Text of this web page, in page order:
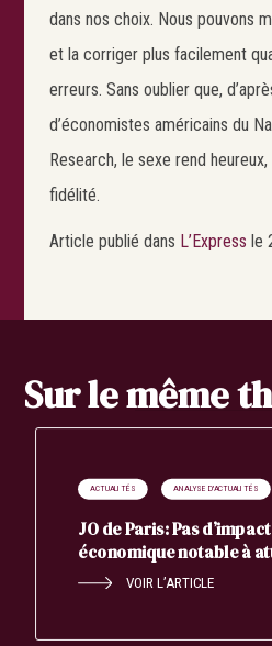
dans nos choix. Nous pouvons
et la corriger plus facilement
erreurs. Sans oublier que,
d’économistes américains du
Research, le sexe rend
fidélité.
Article publié dans L’Express le
Sur le même
ACTUALITÉS ANALYSE D'ACTUALITÉS
JO de Paris: Pas
économique notable à
VOIR L’ARTICLE